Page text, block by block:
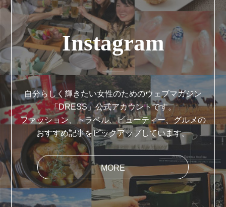
Instagram
自分らしく輝きたい女性のためのウェブマガジン
「DRESS」公式アカウントです。
ファッション、トラベル、ビューティー、グルメの
おすすめ記事をピックアップしています。
MORE